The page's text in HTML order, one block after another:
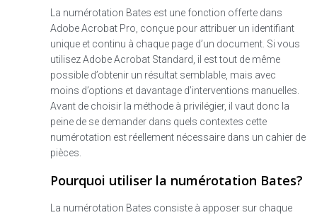
La numérotation Bates est une fonction offerte dans
Adobe Acrobat Pro, conçue pour attribuer un identifiant
unique et continu à chaque page d’un document. Si vous
utilisez Adobe Acrobat Standard, il est tout de même
possible d’obtenir un résultat semblable, mais avec
moins d’options et davantage d’interventions manuelles.
Avant de choisir la méthode à privilégier, il vaut donc la
peine de se demander dans quels contextes cette
numérotation est réellement nécessaire dans un cahier de
pièces.
Pourquoi utiliser la numérotation Bates?
La numérotation Bates consiste à apposer sur chaque